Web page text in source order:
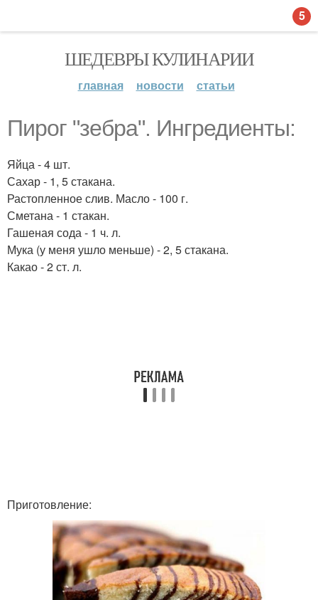
ШЕДЕВРЫ КУЛИНАРИИ
главная новости статьи
Пирог "зебра". Ингредиенты:
Яйца - 4 шт.
Сахар - 1, 5 стакана.
Растопленное слив. Масло - 100 г.
Сметана - 1 стакан.
Гашеная сода - 1 ч. л.
Мука (у меня ушло меньше) - 2, 5 стакана.
Какао - 2 ст. л.
Приготовление:
5